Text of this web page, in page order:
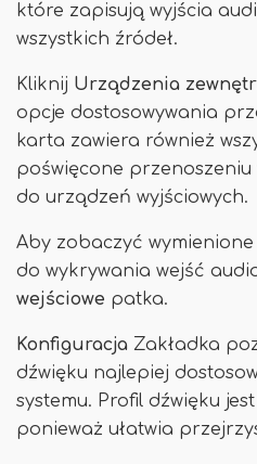
które zapisują wyjścia
wszystkich źródeł.
Kliknij Urządzenia
opcje dostosowywania
karta zawiera również
poświęcone przenoszeniu
do urządzeń wyjściowych.
Aby zobaczyć
do wykrywania wejść
wejściowe patka.
Konfiguracja Zakładka
dźwięku najlepiej
systemu. Profil dźwięku
ponieważ ułatwia